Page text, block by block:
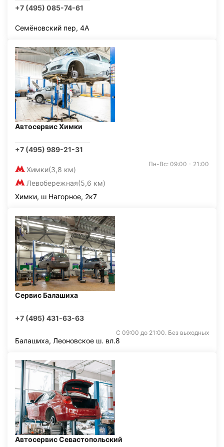
+7 (495) 085-74-61
Семёновский пер, 4А
Автосервис Химки
+7 (495) 989-21-31
Химки(3,8 км)
Левобережная(5,6 км)
Пн-Вс: 09:00 - 21:00
Химки, ш Нагорное, 2к7
Сервис Балашиха
+7 (495) 431-63-63
С 09:00 до 21:00. Без выходных
Балашиха, Леоновское ш. вл.8
Автосервис Севастопольский